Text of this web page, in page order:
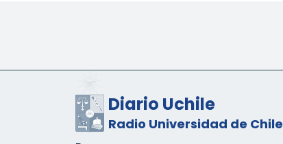
Diario Uchile
Radio Universidad de Chile